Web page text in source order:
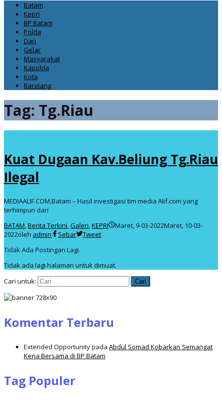
Batam
Kepri
BP Batam
Polda
Dan
Gelar
Masyarakat
Kapolda
Kota
Barelang
Tag: Tg.Riau
Kuat Dugaan Kav.Beliung Tg.Riau
Ilegal
MEDIAALIF.COM,Batam – Hasil investigasi tim media Alif.com yang
terhimpun dari
BATAM,Berita Terkini,Galeri,KEPRI Maret, 9-03-2022Maret, 10-03-
2022oleh admin Sebar
Tweet
Tidak Ada Postingan Lagi.
Tidak ada lagi halaman untuk dimuat.
Cari untuk:
Komentar Terbaru
Extended Opportunitypada Abdul Somad Kobarkan Semangat
Kerja Bersama di BP Batam
Tag Populer